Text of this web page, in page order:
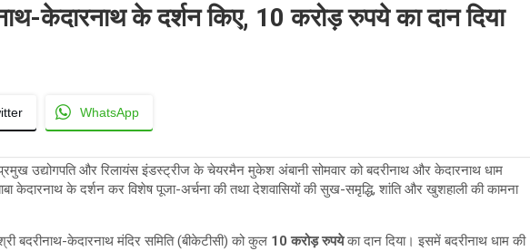
केदारनाथ के दर्शन किए, 10 करोड़ रुपये का दान दिया
WhatsApp
उद्योगपति और रिलायंस इंडस्ट्रीज के चेयरमैन मुकेश अंबानी सोमवार को बदरीनाथ और केदारनाथ धाम
केदारनाथ के दर्शन कर विशेष पूजा-अर्चना की तथा देशवासियों की सुख-समृद्धि, शांति और खुशहाली की कामना
बदरीनाथ-केदारनाथ मंदिर समिति (बीकेटीसी) को कुल 10करोड़ रुपयेका दान दिया। इसमें बदरीनाथ धाम की